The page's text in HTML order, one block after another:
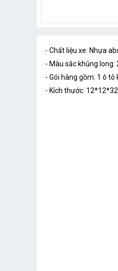
- Chất liệu xe: Nhựa
- Màu sắc khủng long:
- Gói hàng gồm: 1 ô
- Kích thước: